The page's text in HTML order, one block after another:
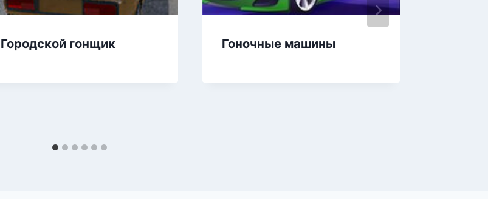
Городской гонщик Гоночные машины